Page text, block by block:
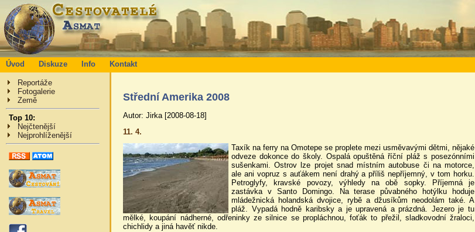
Úvod Diskuze Info Kontakt
Reportáže
Fotogalerie
Země
Top 10:
Nejčtenější
Nejprohlíženější
Střední Amerika 2008
Autor: Jirka [2008-08-18]
11. 4.
Taxík na ferry na Omotepe se proplete mezi usměvavými dětmi, nějaké
odveze dokonce do školy. Ospalá opuštěná říční pláž s posezónními
sušenkami. Ostrov lze projet snad místním autobuse či na motorce,
ale ani vopruz s auťákem není drahý a příliš nepříjemný, v tom horku.
Petroglyfy, kravské povozy, výhledy na obě sopky. Příjemná je
zastávka v Santo Domingo. Na terase půvabného hotýlku hoduje
mládežnická holandská dvojice, rybě a džusíkům neodolám také. A
pláž. Vypadá hodně karibsky a je upravená a prázdná. Jezero je tu
mělké, koupání nádherné, odřeninky ze silnice se propláchnou, foťák to přežil, sladkovodní žraloci,
chichlidy a jiná havěť nikde.